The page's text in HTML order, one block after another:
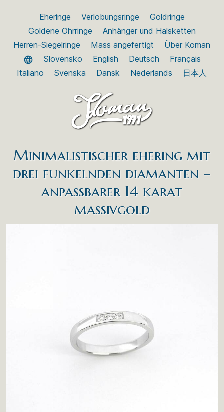
Eheringe Verlobungsringe
Goldringe
Goldene Ohrringe
Anhänger und Halsketten
Herren-Siegelringe
Mass angefertigt
Über Koman
Slovensko
English Deutsch
Français
Italiano
Svenska Dansk Nederlands 日本人
Minimalistischer ehering mit
drei funkelnden diamanten –
anpassbarer 14 karat
massivgold